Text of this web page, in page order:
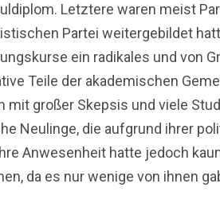
Letztere waren meist
Partei weitergebildet
ein radikales und von
Teile der akademischen
mit großer Skepsis und viele
Neulinge, die aufgrund ihrer
Anwesenheit hatte jedoch
da es nur wenige von ihnen